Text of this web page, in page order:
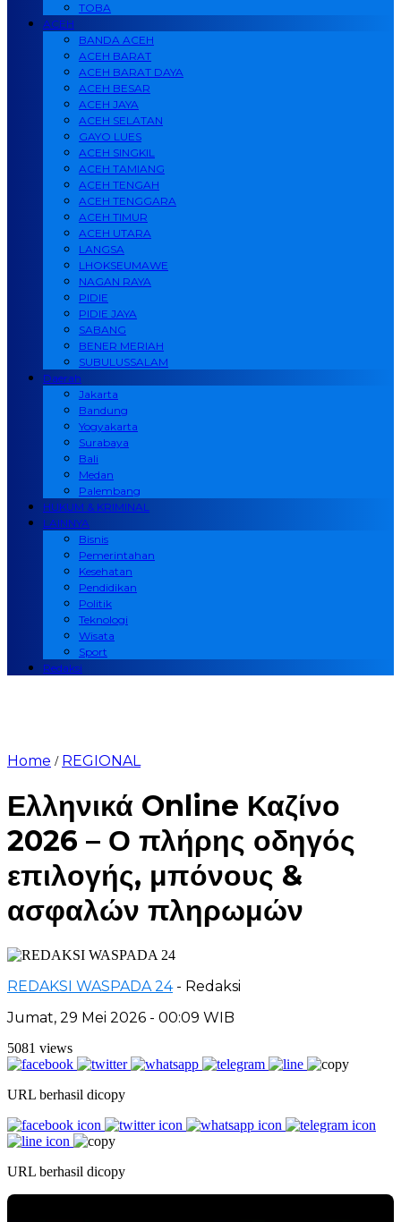
TOBA
ACEH
BANDA ACEH
ACEH BARAT
ACEH BARAT DAYA
ACEH BESAR
ACEH JAYA
ACEH SELATAN
GAYO LUES
ACEH SINGKIL
ACEH TAMIANG
ACEH TENGAH
ACEH TENGGARA
ACEH TIMUR
ACEH UTARA
LANGSA
LHOKSEUMAWE
NAGAN RAYA
PIDIE
PIDIE JAYA
SABANG
BENER MERIAH
SUBULUSSALAM
Daerah
Jakarta
Bandung
Yogyakarta
Surabaya
Bali
Medan
Palembang
HUKUM & KRIMINAL
LAINNYA
Bisnis
Pemerintahan
Kesehatan
Pendidikan
Politik
Teknologi
Wisata
Sport
Redaksi
Home / REGIONAL
Ελληνικά Online Καζίνο
2026 – Ο πλήρης οδηγός
επιλογής, μπόνους &
ασφαλών πληρωμών
REDAKSI WASPADA 24 - Redaksi
Jumat, 29 Mei 2026 - 00:09 WIB
5081 views
URL berhasil dicopy
URL berhasil dicopy